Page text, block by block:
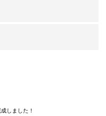
しました！